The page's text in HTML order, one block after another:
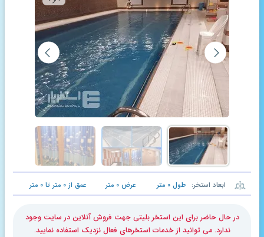
ابعاد استخر: طول ۰ متر عرض۰ متر عمق از۰ متر تا۰ متر
در حال حاضر برای این استخر بلیتی جهت فروش آنلاین در سایت وجود
ندارد. می توانید از خدمات استخرهای فعال نزدیک استفاده نمایید.